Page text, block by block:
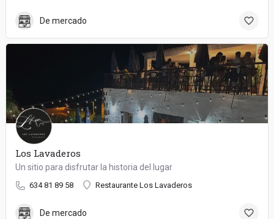
De mercado
Los Lavaderos
Un sitio para disfrutar la historia del lugar
634 81 89 58 Restaurante Los Lavaderos
De mercado